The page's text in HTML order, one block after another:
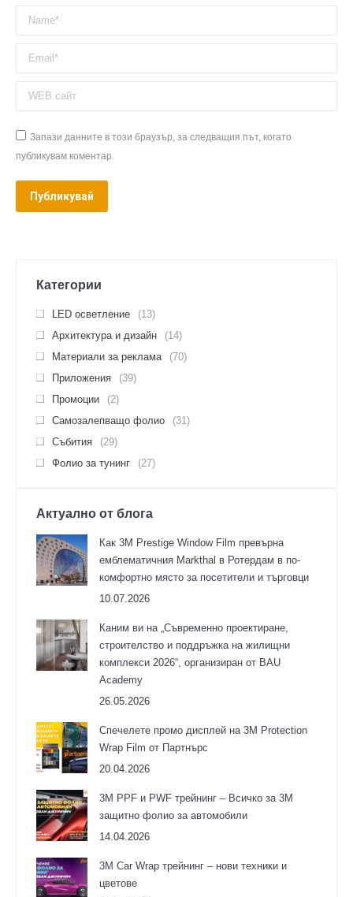
Name *
Email *
WEB сайт
Запази данните в този браузър, за следващия път, когато
публикувам коментар.
Публикувай
Категории
LED осветление
(13)
Архитектура и дизайн
(14)
Материали за реклама
(70)
Приложения
(39)
Промоции
(2)
Самозалепващо фолио
(31)
Събития
(29)
Фолио за тунинг
(27)
Актуално от блога
Как 3M Prestige Window Film превърна
емблематичния Markthal в Ротердам в по-
комфортно място за посетители и търговци
10.07.2026
Каним ви на „Съвременно проектиране,
строителство и поддръжка на жилищни
комплекси 2026“, организиран от BAU
Academy
26.05.2026
Спечелете промо дисплей на 3M Protection
Wrap Film от Партнърс
20.04.2026
3M PPF и PWF трейнинг – Всичко за 3М
защитно фолио за автомобили
14.04.2026
3M Car Wrap трейнинг – нови техники и
цветове